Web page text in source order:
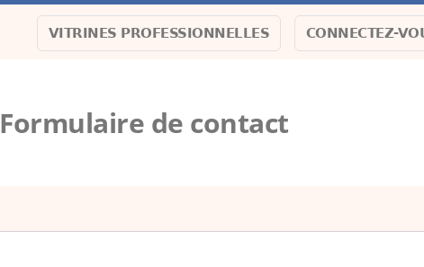
VITRINES PROFESSIONNELLES CONNECTEZ-
Formulaire de contact